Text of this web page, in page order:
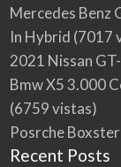
Mercedes Benz
In Hybrid (7017
2021 Nissan
Bmw X5 3.000
(6759 vistas)
Posrche
Recent Posts